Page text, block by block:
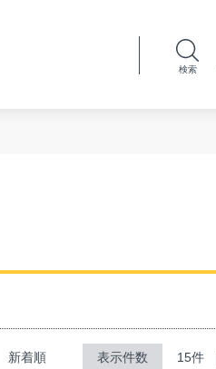
検索
新着順 15件